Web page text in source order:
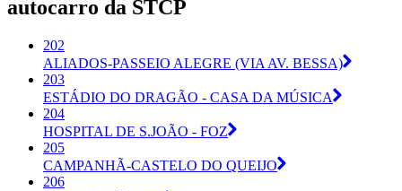
autocarro da STCP
202
ALIADOS-PASSEIO ALEGRE (VIA AV. BESSA)
203
ESTÁDIO DO DRAGÃO - CASA DA MÚSICA
204
HOSPITAL DE S.JOÃO - FOZ
205
CAMPANHÃ-CASTELO DO QUEIJO
206